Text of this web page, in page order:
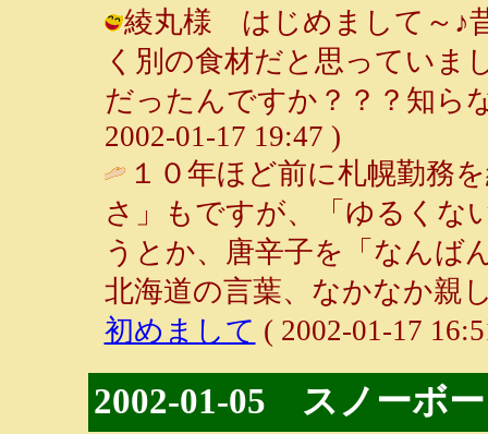
綾丸様 はじめまして～♪
く別の食材だと思っていま
だったんですか？？？知ら
2002-01-17 19:47 )
１０年ほど前に札幌勤務
さ」もですが、「ゆるくな
うとか、唐辛子を「なんば
北海道の言葉、なかなか親
初めまして ( 2002-01-17
2002-01-05 スノーボ